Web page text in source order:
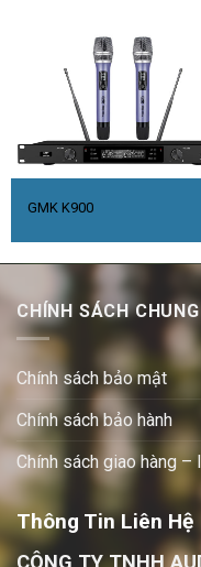
GMK K900
CHÍNH SÁCH CHUNG
Chính sách bảo mật
Chính sách bảo hành
Chính sách giao hàng –
Thông Tin Liên Hệ
CÔNG TY TNHH